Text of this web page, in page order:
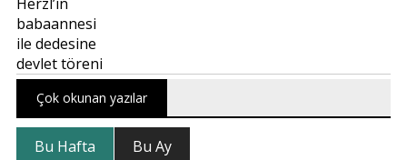
Çok okunan yazılar
Bu Hafta Bu Ay